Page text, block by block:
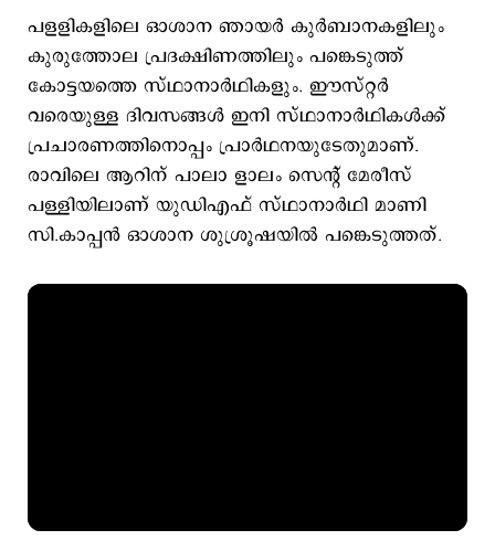
പളളികളിലെ ഓശാന ഞായർ കുര്‍ബാനകളിലും
കുരുത്തോല പ്രദക്ഷിണത്തിലും പങ്കെടുത്ത്
കോട്ടയത്തെ സ്ഥാനാർഥികളും. ഈസ്റ്റർ
വരെയുള്ള ദിവസങ്ങൾ ഇനി സ്ഥാനാർഥികൾക്ക്
പ്രചാരണത്തിനൊപ്പം പ്രാർഥനയുടേതുമാണ്.
രാവിലെ ആറിന് പാലാ ളാലം സെന്‍റ് മേരീസ്
പള്ളിയിലാണ് യുഡിഎഫ് സ്ഥാനാർഥി മാണി
സി.കാപ്പൻ ഓശാന ശുശ്രൂഷയിൽ പങ്കെടുത്തത്.